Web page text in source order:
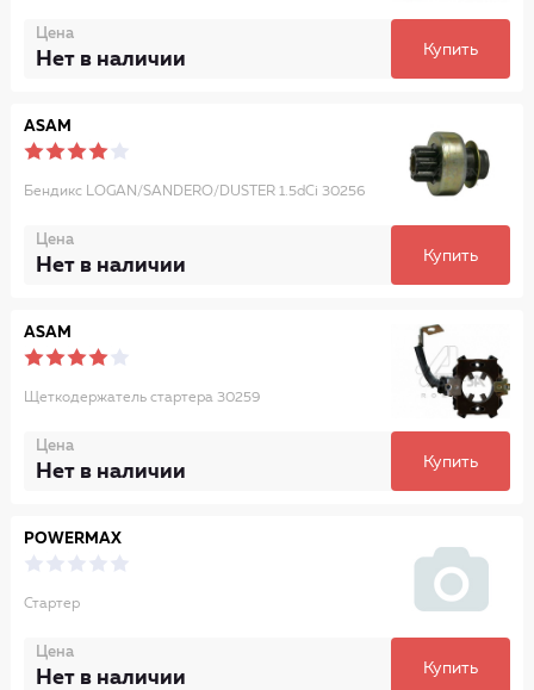
Цена
Нет в наличии Купить
ASAM
Бендикс LOGAN/SANDERO/DUSTER 1.5dCi 30256
Цена
Нет в наличии Купить
ASAM
Щеткодержатель стартера 30259
Цена
Нет в наличии Купить
POWERMAX
Стартер
Цена
Нет в наличии Купить